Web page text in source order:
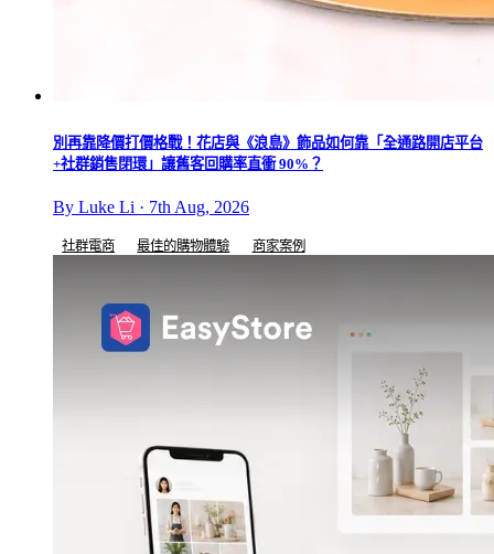
別再靠降價打價格戰！花店與《浪島》飾品如何靠「全通路開店平台
+社群銷售閉環」讓舊客回購率直衝 90%？
By Luke Li · 7th Aug, 2026
社群電商 最佳的購物體驗 商家案例